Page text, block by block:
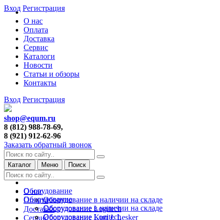
О нас
Оплата
Доставка
Сервис
Каталоги
Новости
Статьи и обзоры
Контакты
Вход Регистрация
Вход Регистрация
shop@equm.ru
8 (812) 988-78-69,
8 (921) 912-62-96
Заказать обратный звонок
Каталог Меню Поиск
О нас
Оплата
Доставка
Сервис
Оборудование
Оборудование в наличии на складе
Оборудование Logitech
Оборудование Kurt J. Lesker
Оборудование
Оборудование в наличии на складе
Оборудование Logitech